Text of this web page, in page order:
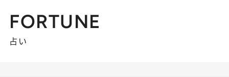
FORTUNE
占い